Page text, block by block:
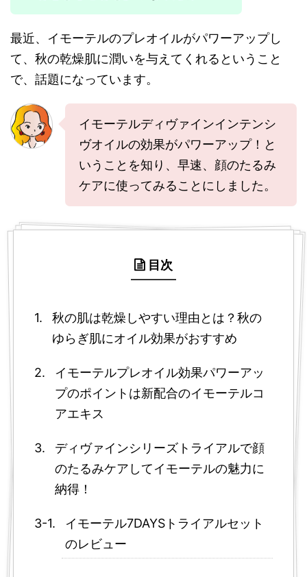
最近、イモーテルのプレオイルがパワーアップし
て、秋の乾燥肌に潤いを与えてくれるということ
で、話題になっています。
イモーテルディヴァインインテンシ
ヴオイルの効果がパワーアップ！と
いうことを知り、早速、顔のたるみ
ケアに使ってみることにしました。
目次
秋の肌は乾燥しやすい理由とは？秋の
ゆらぎ肌にオイル効果がおすすめ
イモーテルプレオイル効果パワーアッ
プのポイントは新配合のイモーテルコ
アエキス
ディヴァインシリーズトライアルで顔
のたるみケアしてイモーテルの魅力に
納得！
イモーテル7DAYSトライアルセット
のレビュー